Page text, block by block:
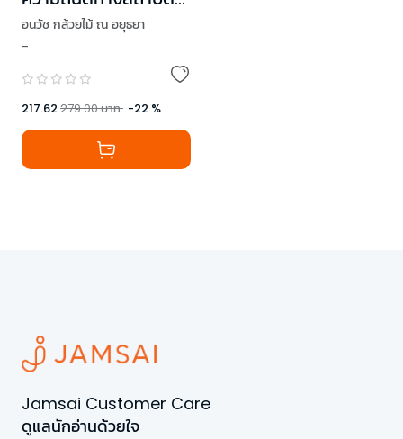
TPAT4
อนวัช กล้วยไม้ ณ อยุธยา
-
217.62 279.00บาท -22 %
Jamsai Customer Care
ดูแลนักอ่านด้วยใจ